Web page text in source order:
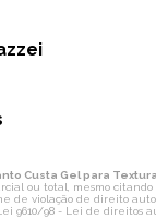
Custa Gel para
ou total, mesmo citando
de violação de direito
9610/98 - Lei de direitos